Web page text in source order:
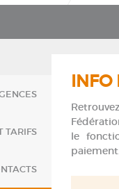
INFO
le
TARIFS